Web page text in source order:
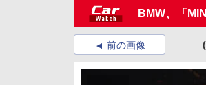
BMW、「
前の画像